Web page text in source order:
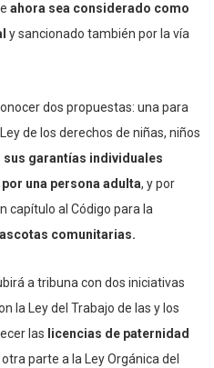
ahora sea considerado como
y sancionado también por la vía
dos propuestas: una para
de los derechos de niñas, niños
sus garantías individuales
una persona adulta, y por
capítulo al Código para la
comunitarias.
a tribuna con dos iniciativas
la Ley del Trabajo de las y los
las licencias de paternidad
parte a la Ley Orgánica del